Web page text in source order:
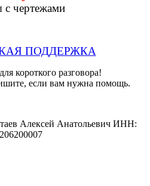
с чертежами
ПОДДЕРЖКА
короткого разговора!
если вам нужна помощь.
Алексей Анатольевич ИНН: